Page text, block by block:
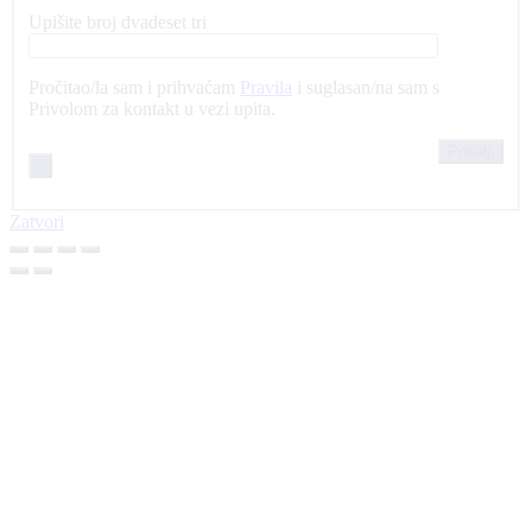
Upišite broj dvadeset tri
Pročitao/la sam i prihvaćam Pravila i suglasan/na sam s
Privolom za kontakt u vezi upita.
Zatvori